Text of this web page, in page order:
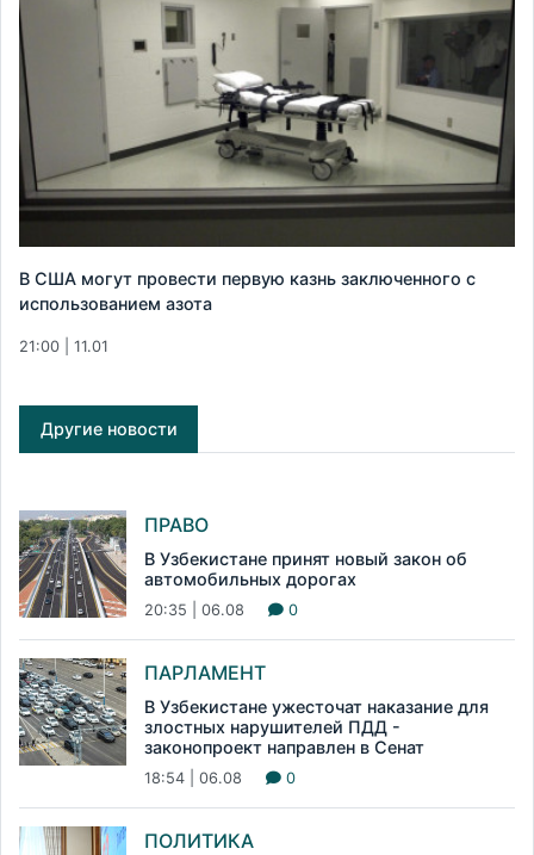
В США могут провести первую казнь заключенного с
использованием азота
21:00 | 11.01
Другие новости
ПРАВО
В Узбекистане принят новый закон об
автомобильных дорогах
20:35 | 06.08 0
ПАРЛАМЕНТ
В Узбекистане ужесточат наказание для
злостных нарушителей ПДД -
законопроект направлен в Сенат
18:54 | 06.08 0
ПОЛИТИКА